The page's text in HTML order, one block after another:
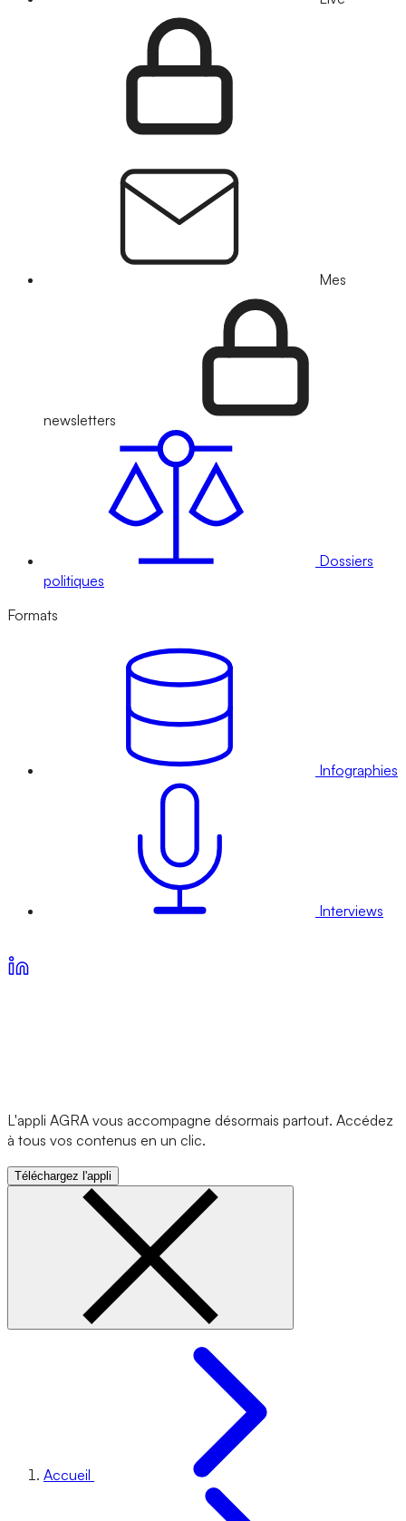
Mes
newsletters
Dossiers
politiques
Formats
Infographies
Interviews
L'appli AGRA vous accompagne désormais partout. Accédez
à tous vos contenus en un clic.
Téléchargez l'appli
Accueil